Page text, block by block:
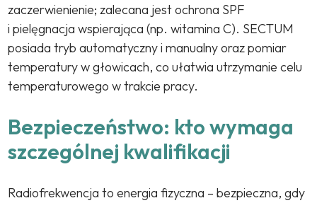
zaczerwienienie; zalecana jest ochrona SPF
i pielęgnacja wspierająca (np. witamina C). SECTUM
posiada tryb automatyczny i manualny oraz pomiar
temperatury w głowicach, co ułatwia utrzymanie celu
temperaturowego w trakcie pracy.
Bezpieczeństwo: kto wymaga
szczególnej kwalifikacji
Radiofrekwencja to energia fizyczna – bezpieczna, gdy